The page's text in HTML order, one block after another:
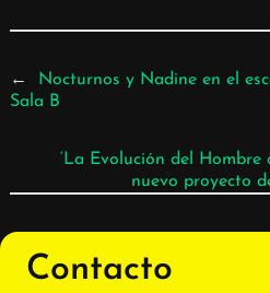
←
Nocturnos y Nadine en el
Sala B
‘La Evolución del Hombre
nuevo proyecto
Contacto